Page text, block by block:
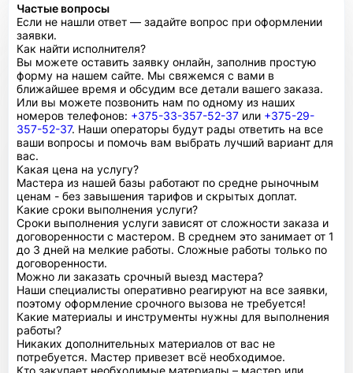
Частые вопросы
Если не нашли ответ — задайте вопрос при оформлении
заявки.
Как найти исполнителя?
Вы можете оставить заявку онлайн, заполнив простую
форму на нашем сайте. Мы свяжемся с вами в
ближайшее время и обсудим все детали вашего заказа.
Или вы можете позвонить нам по одному из наших
номеров телефонов: +375-33-357-52-37 или +375-29-
357-52-37. Наши операторы будут рады ответить на все
ваши вопросы и помочь вам выбрать лучший вариант для
вас.
Какая цена на услугу?
Мастера из нашей базы работают по средне рыночным
ценам - без завышения тарифов и скрытых доплат.
Какие сроки выполнения услуги?
Сроки выполнения услуги зависят от сложности заказа и
договоренности с мастером. В среднем это занимает от 1
до 3 дней на мелкие работы. Сложные работы только по
договоренности.
Можно ли заказать срочный выезд мастера?
Наши специалисты оперативно реагируют на все заявки,
поэтому оформление срочного вызова не требуется!
Какие материалы и инструменты нужны для выполнения
работы?
Никаких дополнительных материалов от вас не
потребуется. Мастер привезет всё необходимое.
Кто закупает необходимые материалы – мастер или